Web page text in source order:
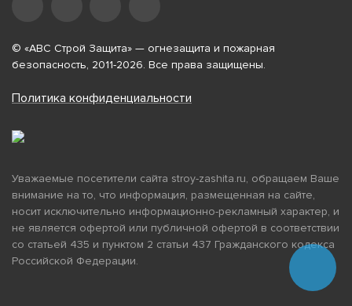
© «АВС Строй Защита» — огнезащита и пожарная
безопасность, 2011-2026. Все права защищены.
Политика конфиденциальности
Уважаемые посетители сайта stroy-zashita.ru, обращаем Ваше
внимание на то, что информация, размещенная на сайте,
носит исключительно информационно-рекламный характер, и
не является офертой или публичной офертой в соответствии
со статьей 435 и пунктом 2 статьи 437 Гражданского кодекса
Российской Федерации.